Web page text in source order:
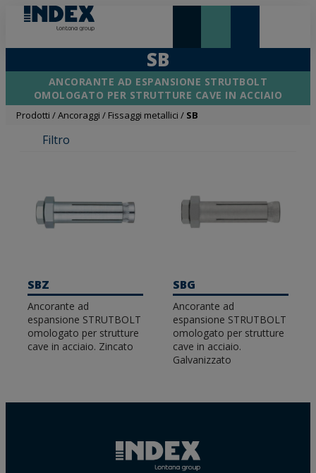
SB
ANCORANTE AD ESPANSIONE STRUTBOLT
OMOLOGATO PER STRUTTURE CAVE IN ACCIAIO
Prodotti /Ancoraggi / Fissaggi metallici / SB
Filtro
SBZ
Ancorante ad
espansione STRUTBOLT
omologato per strutture
cave in acciaio. Zincato
SBG
Ancorante ad
espansione STRUTBOLT
omologato per strutture
cave in acciaio.
Galvanizzato